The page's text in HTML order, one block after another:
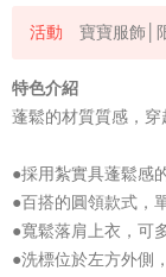
寶寶服飾│
特色介紹
蓬鬆的材質質感，穿
●採用紮實具蓬鬆感
●百搭的圓領款式，
●寬鬆落肩上衣，可
●洗標位於左方外側